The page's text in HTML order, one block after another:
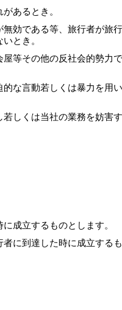
あるとき。
効である等、旅行者が旅
とき。
等その他の反社会的勢力
な言動若しくは暴力を用
しくは当社の業務を妨害
成立するものとします。
に到達した時に成立する